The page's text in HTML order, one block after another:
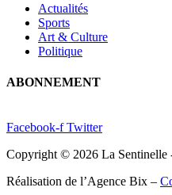
Actualités
Sports
Art & Culture
Politique
ABONNEMENT
Facebook-f Twitter
Copyright © 2026 La Sentinelle
Réalisation de l’Agence Bix –